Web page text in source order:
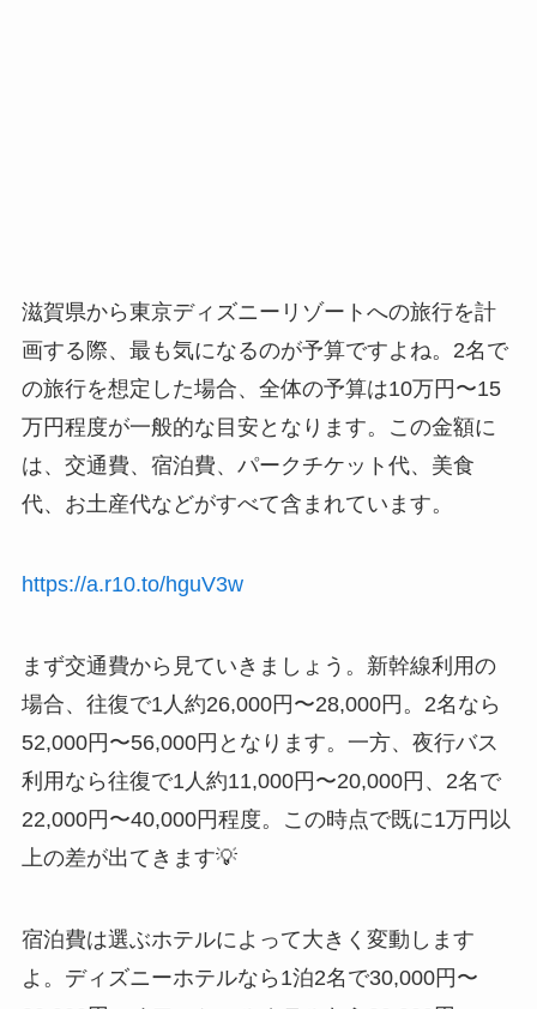
滋賀県から東京ディズニーリゾートへの旅行を計
画する際、最も気になるのが予算ですよね。2名で
の旅行を想定した場合、全体の予算は10万円〜15
万円程度が一般的な目安となります。この金額に
は、交通費、宿泊費、パークチケット代、美食
代、お土産代などがすべて含まれています。
https://a.r10.to/hguV3w
まず交通費から見ていきましょう。新幹線利用の
場合、往復で1人約26,000円〜28,000円。2名なら
52,000円〜56,000円となります。一方、夜行バス
利用なら往復で1人約11,000円〜20,000円、2名で
22,000円〜40,000円程度。この時点で既に1万円以
上の差が出てきます💡
宿泊費は選ぶホテルによって大きく変動します
よ。ディズニーホテルなら1泊2名で30,000円〜